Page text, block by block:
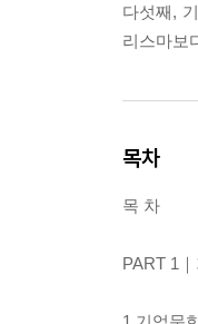
다섯째,
리스마보
목차
목 차
PART 1